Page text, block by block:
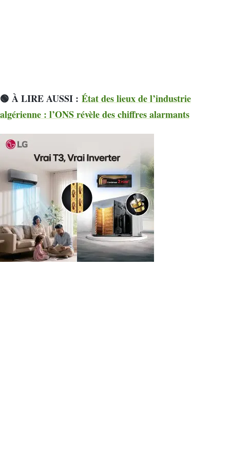
🟢 À LIRE AUSSI : État des lieux de l’industrie
algérienne : l’ONS révèle des chiffres alarmants